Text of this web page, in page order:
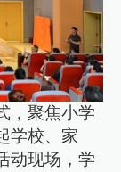
，聚焦小学
学校、家
动现场，学